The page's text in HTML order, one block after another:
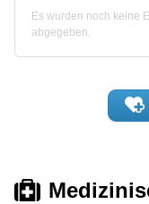
Es wurden noch keine
abgegeben.